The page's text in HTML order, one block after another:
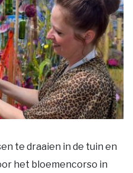
te draaien in de tuin en
het bloemencorso in